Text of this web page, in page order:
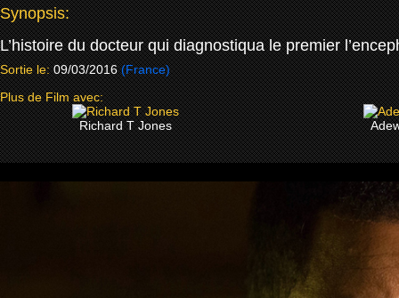
Synopsis:
L’histoire du docteur qui diagnostiqua le premier
Sortie le: 09/03/2016 (France)
Plus de Film avec:
Richard T Jones